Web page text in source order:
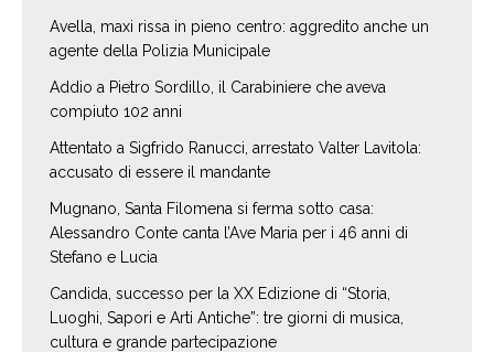
Avella, maxi rissa in pieno centro: aggredito anche un
agente della Polizia Municipale
Addio a Pietro Sordillo, il Carabiniere che aveva
compiuto 102 anni
Attentato a Sigfrido Ranucci, arrestato Valter Lavitola:
accusato di essere il mandante
Mugnano, Santa Filomena si ferma sotto casa:
Alessandro Conte canta l’Ave Maria per i 46 anni di
Stefano e Lucia
Candida, successo per la XX Edizione di “Storia,
Luoghi, Sapori e Arti Antiche”: tre giorni di musica,
cultura e grande partecipazione